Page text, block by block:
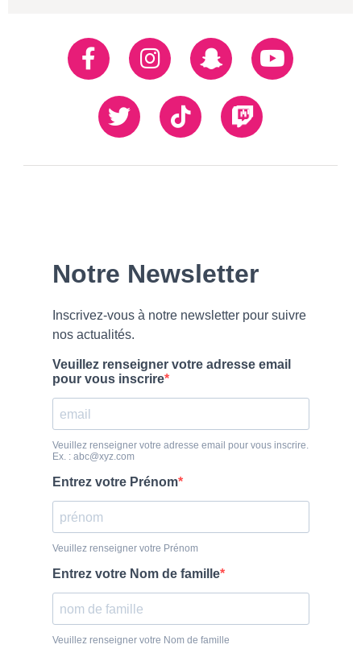
Réseaux
sociaux
FacebookInstagramSnapchatYoutube
Twiiter TikTok Twitch